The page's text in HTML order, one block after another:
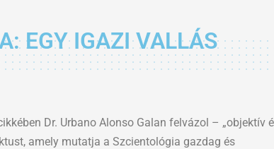
EGY IGAZI VALLÁS
Dr. Urbano Alonso Galan felvázol – „objektív
amely mutatja a Szcientológia gazdag és